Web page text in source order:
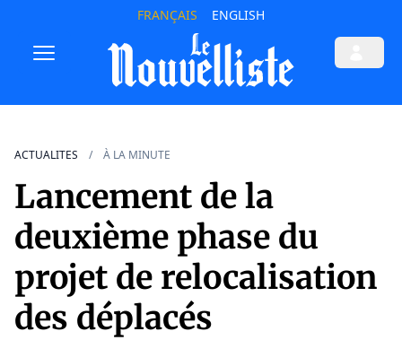
FRANÇAIS ENGLISH
ACTUALITES À LA MINUTE
Lancement de la
deuxième phase du
projet de relocalisation
des déplacés